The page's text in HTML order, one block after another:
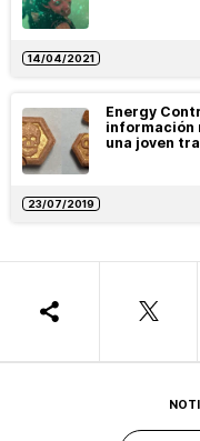
14/04/2021
Energy
información
una joven
23/07/2019